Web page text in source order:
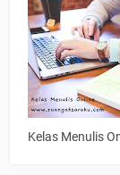
Kelas Menulis